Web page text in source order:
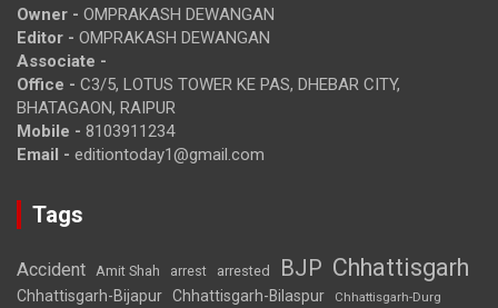
Owner - OMPRAKASH DEWANGAN
Editor - OMPRAKASH DEWANGAN
Associate -
Office - C3/5, LOTUS TOWER KE PAS, DHEBAR CITY,
BHATAGAON, RAIPUR
Mobile - 8103911234
Email - editiontoday1@gmail.com
Tags
Accident Amit Shah arrest arrested BJP Chhattisgarh
Chhattisgarh-Bijapur Chhattisgarh-Bilaspur Chhattisgarh-Durg